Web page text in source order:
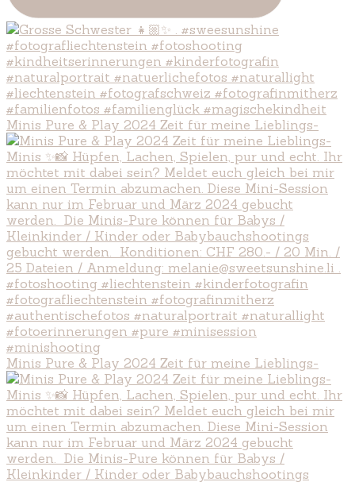
Minis Pure & Play 2024 Zeit für meine Lieblings-
Minis Pure & Play 2024 Zeit für meine Lieblings-